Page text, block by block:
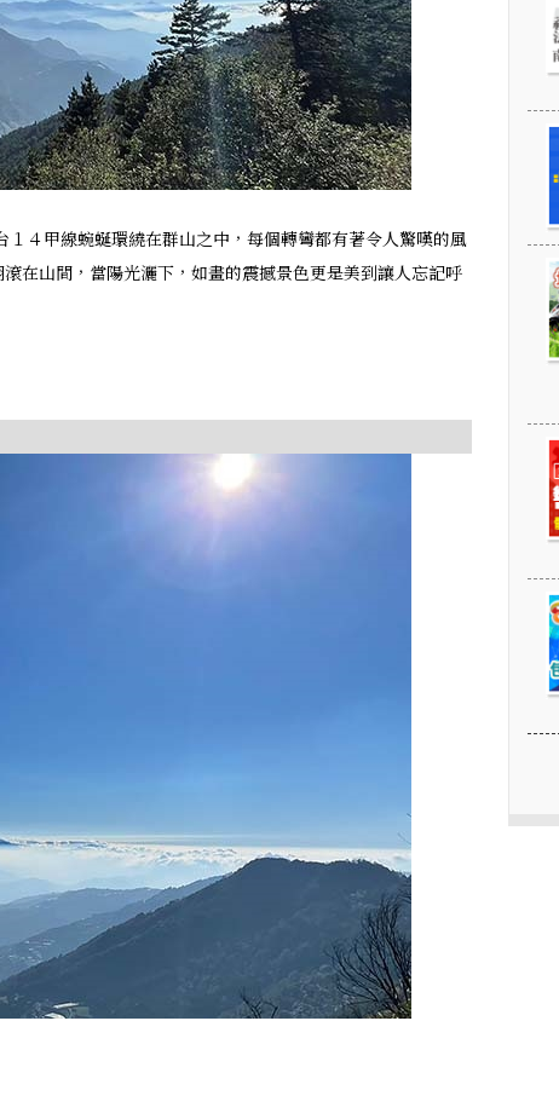
４甲線蜿蜒環繞在群山之中，每個轉彎都有著令人驚嘆的風
在山間，當陽光灑下，如畫的震撼景色更是美到讓人忘記呼